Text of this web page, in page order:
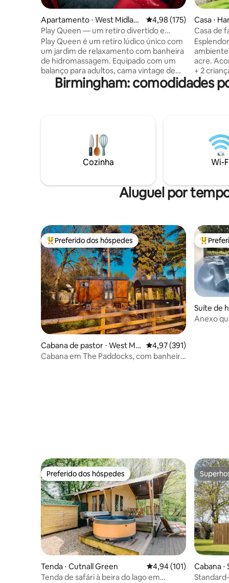
Apartamento ⋅ West Midlan
ds
4,98 de uma avaliação
4,98 (175)
Play Queen — um retiro divertido e
exclusivo com banheira de
hidromassagem
Play Queen é um retiro lúdico único com
um jardim de relaxamento com banheira
de hidromassagem. Equipado com um
balanço para adultos, cama vintage de
gaiola de cobre com 4 pôsteres, uma sala
de jogos à prova de som composta por
personalizados e todas as comodidades
do Quarto Vermelho que você vê nas
fotos. Este é o lugar definitivo para
brincar e explorar onde quer que seus
apartamento em West Midlands.
Casa ⋅
Casa de
ambiente
acre.
+ 2
carros.
minutos
de
Warwick
Birmingham: comodidades
Cozinha Wi-
Aluguel por
Entre os melhores preferidos dos hóspedes
Preferido dos hóspedes
Cabana de pastor ⋅ West Mid
lands
4,97 de uma avaliação
4,97 (391)
Cabana em The Paddocks, com banheira
Entre
Suíte de
n
Anexo
Preferido dos hóspedes
Preferido dos hóspedes
Tenda ⋅ Cutnall Green 4,94 de uma avaliação
4,94 (101)
Tenda de safári à beira do lago em
Cabana